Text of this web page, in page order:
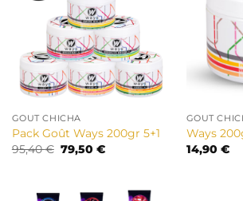
GOUT CHICHA
Pack Goût Ways 200gr 5+1
95,40€ Le
prix
95,40 €.
79,50€Le
79,50 €.
GOUT
Ways
14,90 €